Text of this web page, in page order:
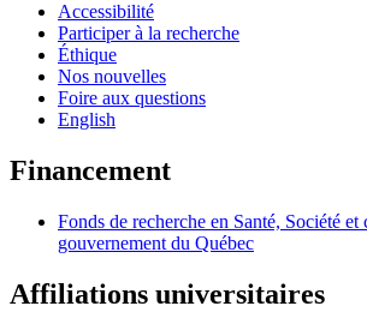
Accessibilité
Participer à la recherche
Éthique
Nos nouvelles
Foire aux questions
English
Financement
Fonds de recherche en Santé, Société et
gouvernement du Québec
Affiliations universitaires